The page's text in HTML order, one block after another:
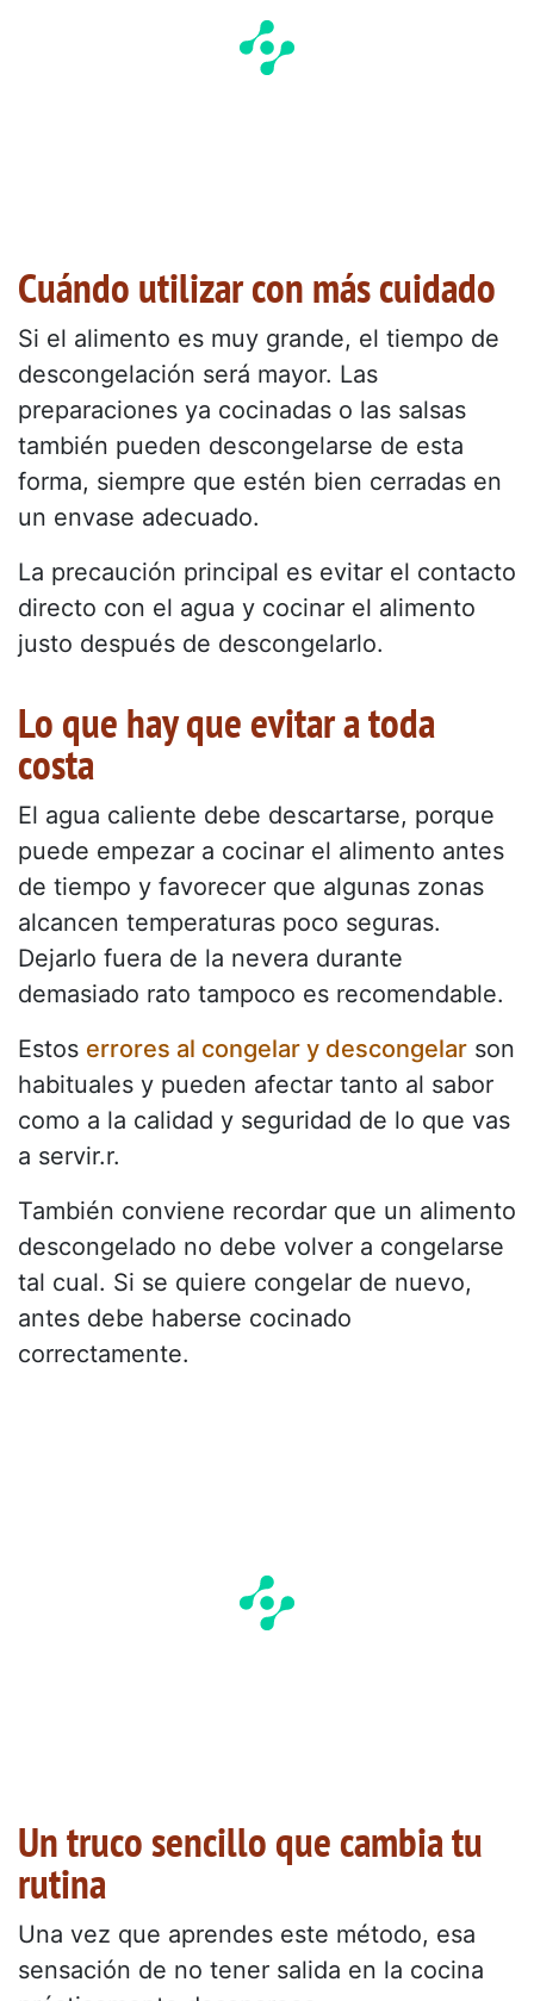
Cuándo utilizar con más cuidado
Si el alimento es muy grande, el tiempo de
descongelación será mayor. Las
preparaciones ya cocinadas o las salsas
también pueden descongelarse de esta
forma, siempre que estén bien cerradas en
un envase adecuado.
La precaución principal es evitar el contacto
directo con el agua y cocinar el alimento
justo después de descongelarlo.
Lo que hay que evitar a toda
costa
El agua caliente debe descartarse, porque
puede empezar a cocinar el alimento antes
de tiempo y favorecer que algunas zonas
alcancen temperaturas poco seguras.
Dejarlo fuera de la nevera durante
demasiado rato tampoco es recomendable.
Estos errores al congelar y descongelar son
habituales y pueden afectar tanto al sabor
como a la calidad y seguridad de lo que vas
a servir.r.
También conviene recordar que un alimento
descongelado no debe volver a congelarse
tal cual. Si se quiere congelar de nuevo,
antes debe haberse cocinado
correctamente.
Un truco sencillo que cambia tu
rutina
Una vez que aprendes este método, esa
sensación de no tener salida en la cocina